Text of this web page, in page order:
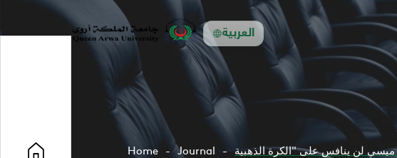
العربية
Home Journal